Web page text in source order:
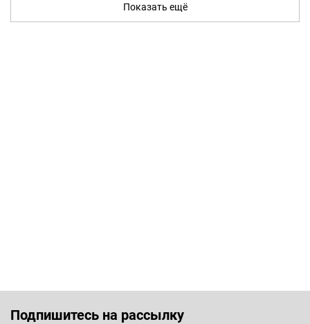
Показать ещё
Подпишитесь на рассылку